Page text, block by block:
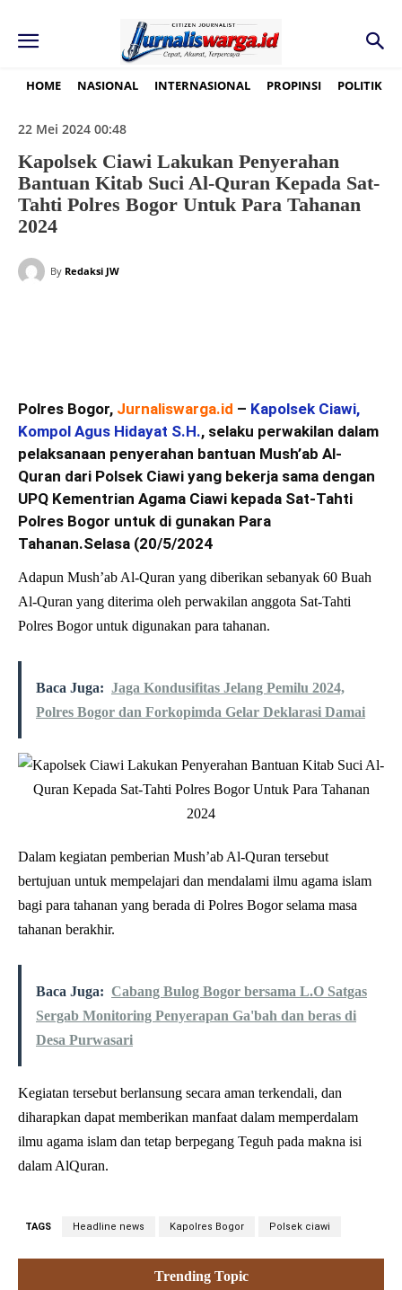
HOME NASIONAL INTERNASIONAL PROPINSI POLITIK
22 Mei 2024 00:48
Kapolsek Ciawi Lakukan Penyerahan
Bantuan Kitab Suci Al-Quran Kepada Sat-
Tahti Polres Bogor Untuk Para Tahanan
2024
By Redaksi JW
Polres Bogor, Jurnaliswarga.id – Kapolsek Ciawi,
Kompol Agus Hidayat S.H., selaku perwakilan dalam
pelaksanaan penyerahan bantuan Mush’ab Al-
Quran dari Polsek Ciawi yang bekerja sama dengan
UPQ Kementrian Agama Ciawi kepada Sat-Tahti
Polres Bogor untuk di gunakan Para
Tahanan.Selasa (20/5/2024
Adapun Mush’ab Al-Quran yang diberikan sebanyak 60 Buah
Al-Quran yang diterima oleh perwakilan anggota Sat-Tahti
Polres Bogor untuk digunakan para tahanan.
Baca Juga: Jaga Kondusifitas Jelang Pemilu 2024,
Polres Bogor dan Forkopimda Gelar Deklarasi Damai
Dalam kegiatan pemberian Mush’ab Al-Quran tersebut
bertujuan untuk mempelajari dan mendalami ilmu agama islam
bagi para tahanan yang berada di Polres Bogor selama masa
tahanan berakhir.
Baca Juga: Cabang Bulog Bogor bersama L.O Satgas
Sergab Monitoring Penyerapan Ga'bah dan beras di
Desa Purwasari
Kegiatan tersebut berlansung secara aman terkendali, dan
diharapkan dapat memberikan manfaat dalam memperdalam
ilmu agama islam dan tetap berpegang Teguh pada makna isi
dalam AlQuran.
TAGS Headline news Kapolres Bogor Polsek ciawi
Trending Topic